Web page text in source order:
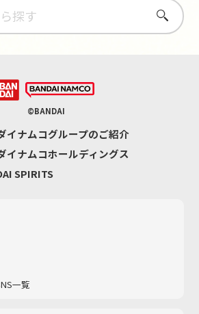
さがす
©BANDAI
イナムコグループのご紹介
イナムコホールディングス
SPIRITS
一覧